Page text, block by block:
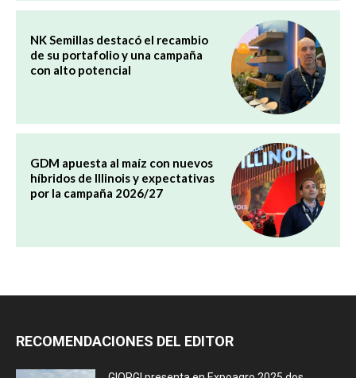
NK Semillas destacó el recambio
de su portafolio y una campaña
con alto potencial
GDM apuesta al maíz con nuevos
híbridos de Illinois y expectativas
por la campaña 2026/27
RECOMENDACIONES DEL EDITOR